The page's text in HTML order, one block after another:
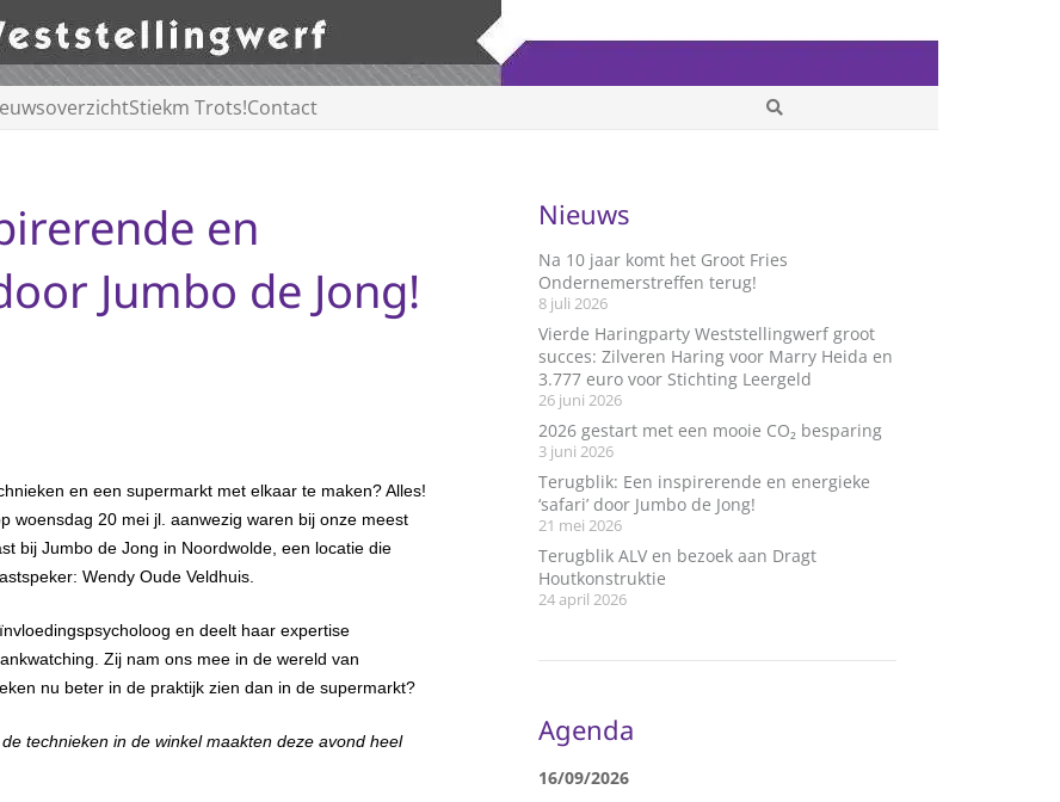
Stiekm Trots!Contact
en
Jumbo de Jong!
en een supermarkt met elkaar te maken? Alles!
woensdag 20 mei jl. aanwezig waren bij onze meest
bij Jumbo de Jong in Noordwolde, een locatie die
Wendy Oude Veldhuis.
en deelt haar expertise
Zij nam ons mee in de wereld van
nu beter in de praktijk zien dan in de supermarkt?
technieken in de winkel maakten deze avond heel
Nieuws
Na 10 jaar komt het Groot Fries
Ondernemerstreffen terug!
8 juli 2026
Vierde Haringparty Weststellingwerf groot
succes: Zilveren Haring voor Marry Heida en
3.777 euro voor Stichting Leergeld
26 juni 2026
2026 gestart met een mooie CO₂ besparing
3 juni 2026
Terugblik: Een inspirerende en energieke
‘safari’ door Jumbo de Jong!
21 mei 2026
Terugblik ALV en bezoek aan Dragt
Houtkonstruktie
24 april 2026
Agenda
16/09/2026